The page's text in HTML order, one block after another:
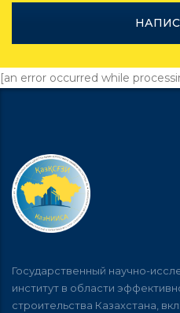
[an error occurred while
Государственный научно-
институт в области
строительства Казахстана,